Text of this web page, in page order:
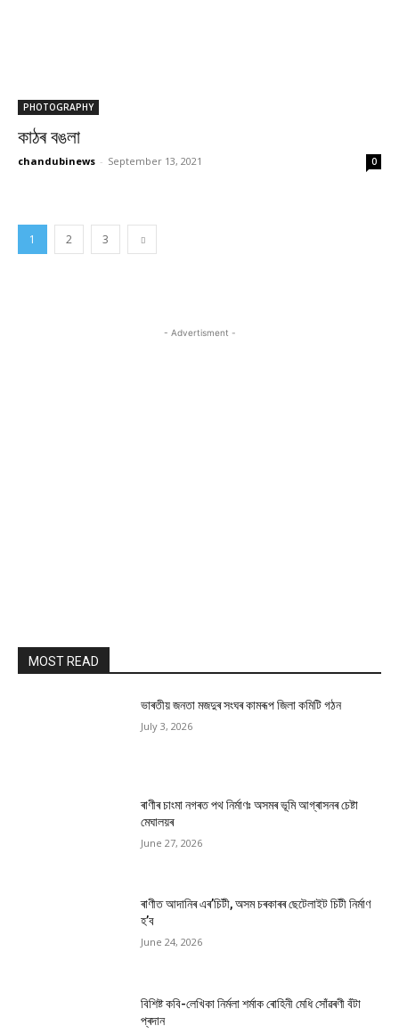
PHOTOGRAPHY
কাঠৰ বঙলা
chandubinews - September 13, 2021 0
1 2 3
- Advertisment -
MOST READ
ভাৰতীয় জনতা মজদুৰ সংঘৰ কামৰূপ জিলা কমিটি গঠন
July 3, 2026
ৰাণীৰ চাংমা নগৰত পথ নিৰ্মাণঃ অসমৰ ভূমি আগ্ৰাসনৰ চেষ্টা
মেঘালয়ৰ
June 27, 2026
ৰাণীত আদানিৰ এৰ’চিটী, অসম চৰকাৰৰ ছেটেলাইট চিটী নিৰ্মাণ
হ’ব
June 24, 2026
বিশিষ্ট কবি-লেখিকা নিৰ্মলা শৰ্মাক ৰোহিনী মেধি সোঁৱৰণী বঁটা
প্ৰদান